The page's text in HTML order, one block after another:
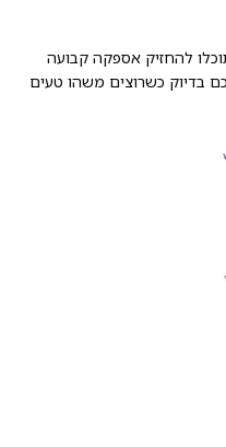
להחזיק אספקה קבועה
בדיוק כשרוצים משהו טעים